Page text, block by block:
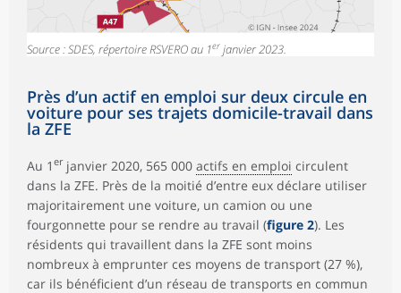
Source : SDES, répertoire RSVERO au 1er janvier 2023.
Près d’un actif en emploi sur deux circule en
voiture pour ses trajets domicile-travail dans
la ZFE
Au 1 erjanvier 2020, 565 000 actifs en emploi circulent
dans la ZFE. Près de la moitié d’entre eux déclare utiliser
majoritairement une voiture, un camion ou une
fourgonnette pour se rendre au travail (figure 2). Les
résidents qui travaillent dans la ZFE sont moins
nombreux à emprunter ces moyens de transport (27 %),
car ils bénéficient d’un réseau de transports en commun